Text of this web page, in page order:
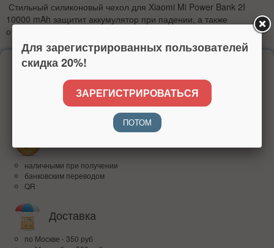
Стильный силиконовый чехол для Xiaomi Mi Power Bank 2I
10000 mAh защитит аккумулятор при падении, а также
от
Надежность
более 15 лет на рынке
высокий рейтинг
доверие покупателей по всей России
наличными при получении
банковским переводом
QR
Доставка
по Москве - 350 руб
Для зарегистрированных пользователей
скидка 20%!
ЗАРЕГИСТРИРОВАТЬСЯ
ПОТОМ